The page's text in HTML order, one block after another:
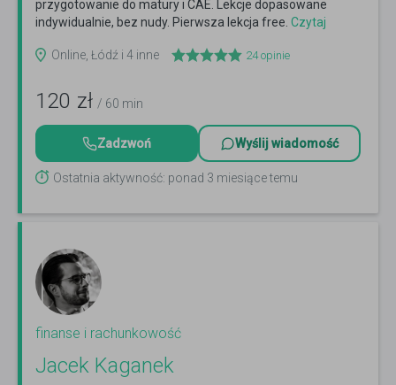
przygotowanie do matury i CAE. Lekcje dopasowane
indywidualnie, bez nudy. Pierwsza lekcja free. Czytaj
Online, Łódź i 4 inne
24opinie
120 zł / 60 min
Zadzwoń Wyślij wiadomość
Ostatnia aktywność: ponad 3 miesiące temu
finanse i rachunkowość
Jacek Kaganek